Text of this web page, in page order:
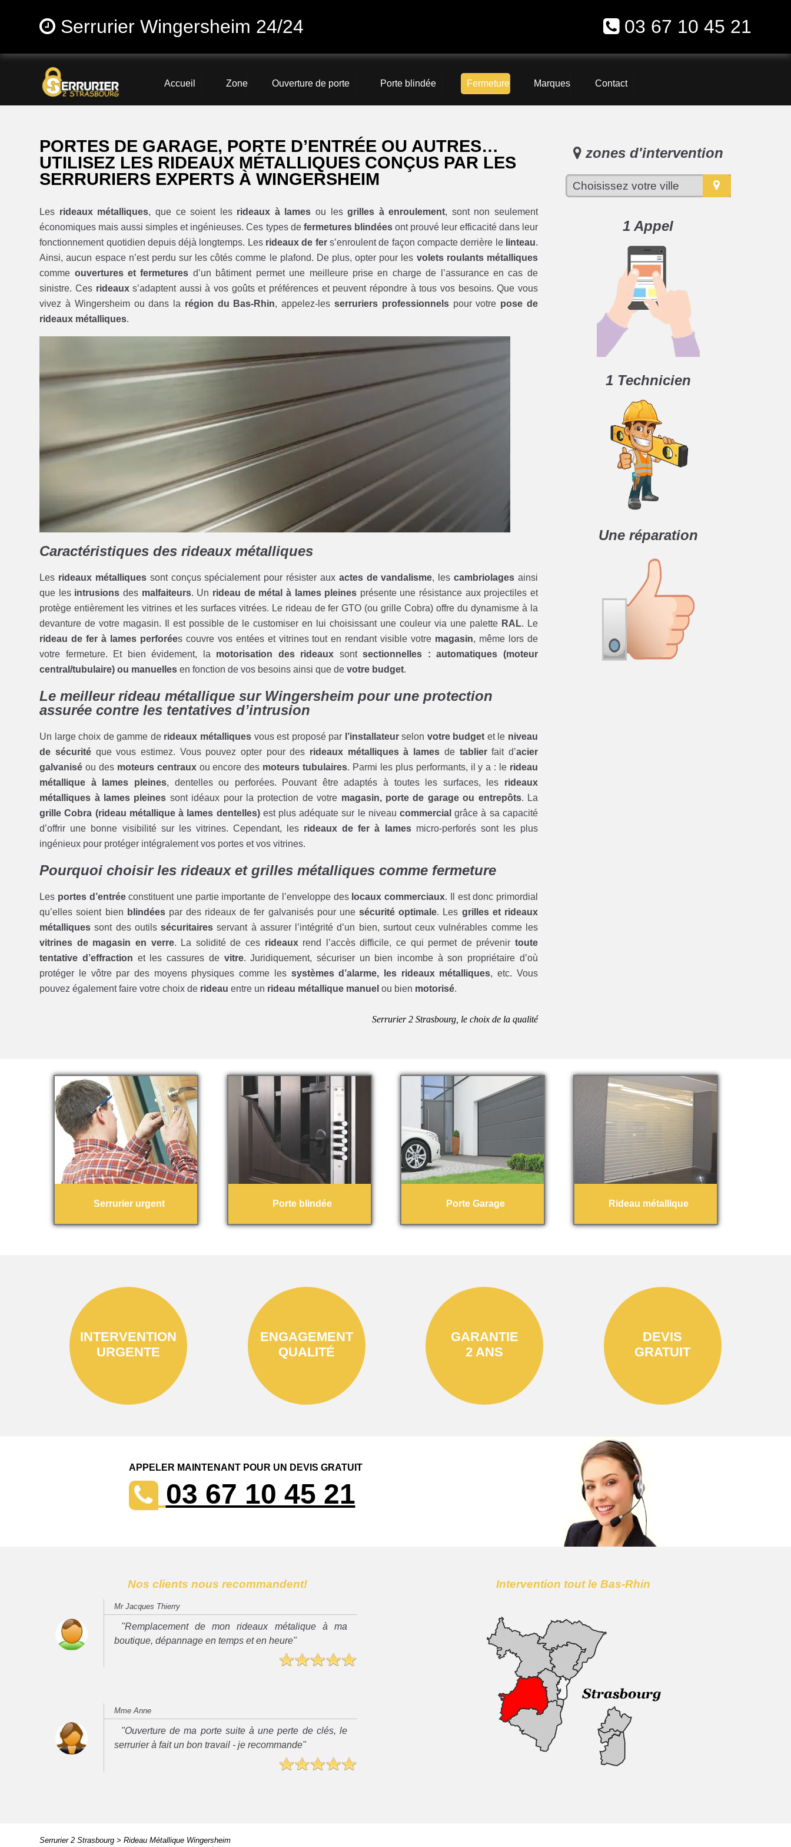
Serrurier Wingersheim 24/24 03 67 10 45 21
Accueil Zone Ouverture de porte Porte blindée Fermeture Marques Contact
PORTES DE GARAGE, PORTE D’ENTRÉE OU AUTRES…
UTILISEZ LES RIDEAUX MÉTALLIQUES CONÇUS PAR LES
SERRURIERS EXPERTS À WINGERSHEIM
Les rideaux métalliques, que ce soient les rideaux à lames ou lesgrilles à enroulement, sont non seulement
économiques mais aussi simples et ingénieuses. Ces types de fermetures blindéesont prouvé leur efficacité dans leur
fonctionnement quotidien depuis déjà longtemps. Les rideaux de fers’enroulent de façon compacte derrière le linteau.
Ainsi, aucun espace n’est perdu sur les côtés comme le plafond. De plus, opter pour les volets roulants métalliques
comme ouvertures et fermetures d’un bâtiment permet une meilleure prise en charge de l’assurance en cas de
sinistre. Ces rideauxs’adaptent aussi à vos goûts et préférences et peuvent répondre à tous vos besoins. Que vous
vivez à Wingersheim ou dans la région du Bas-Rhin, appelez-lesserruriers professionnelspour votre pose de
rideaux métalliques.
Caractéristiques des rideaux métalliques
Les rideaux métalliquessont conçus spécialement pour résister aux actes de vandalisme, lescambriolages ainsi
que les intrusions des malfaiteurs. Un rideau de métal à lames pleines présente une résistance aux projectiles et
protège entièrement les vitrines et les surfaces vitrées. Le rideau de fer GTO (ou grille Cobra) offre du dynamisme à la
devanture de votre magasin. Il est possible de le customiser en lui choisissant une couleur via une palette RAL. Le
rideau de fer à lames perforées couvre vos entées et vitrines tout en rendant visible votre magasin, même lors de
votre fermeture. Et bien évidement, la motorisation des rideaux sontsectionnelles : automatiques (moteur
central/tubulaire) ou manuelles en fonction de vos besoins ainsi que devotre budget.
Le meilleur rideau métallique sur Wingersheim pour une protection
assurée contre les tentatives d’intrusion
Un large choix de gamme de rideaux métalliquesvous est proposé par l’installateurselon votre budget et le niveau
de sécuritéque vous estimez. Vous pouvez opter pour des rideaux métalliques à lames de tablierfait d’acier
galvanisé ou des moteurs centrauxou encore des moteurs tubulaires. Parmi les plus performants, il y a : le rideau
métallique à lames pleines, dentelles ou perforées. Pouvant être adaptés à toutes les surfaces, les rideaux
métalliques à lames pleines sont idéaux pour la protection de votre magasin, porte de garage ou entrepôts. La
grille Cobra (rideau métallique à lames dentelles)est plus adéquate sur le niveaucommercial grâce à sa capacité
d’offrir une bonne visibilité sur les vitrines. Cependant, les rideaux de fer à lamesmicro-perforés sont les plus
ingénieux pour protéger intégralement vos portes et vos vitrines.
Pourquoi choisir les rideaux et grilles métalliques comme fermeture
Les portes d’entréeconstituent une partie importante de l’enveloppe des locaux commerciaux. Il est donc primordial
qu’elles soient bien blindéespar des rideaux de fer galvanisés pour unesécurité optimale. Les grilles et rideaux
métalliques sont des outilssécuritaires servant à assurer l’intégrité d’un bien, surtout ceux vulnérables comme les
vitrines de magasin en verre. La solidité de ces rideauxrend l’accès difficile, ce qui permet de prévenir toute
tentative d’effraction et les cassures de vitre. Juridiquement, sécuriser un bien incombe à son propriétaire d’où
protéger le vôtre par des moyens physiques comme les systèmes d’alarme, les rideaux métalliques, etc. Vous
pouvez également faire votre choix de rideau entre un rideau métallique manuel ou bien motorisé.
Serrurier 2 Strasbourg, le choix de la qualité
zones d'intervention
1 Appel
1 Technicien
Une réparation
Serrurier urgent Porte blindée Porte Garage Rideau métallique
INTERVENTION
URGENTE
ENGAGEMENT
QUALITÉ
GARANTIE
2 ANS
DEVIS
GRATUIT
APPELER MAINTENANT POUR UN DEVIS GRATUIT
03 67 10 45 21
Nos clients nous recommandent!
Mr Jacques Thierry
"Remplacement de mon rideaux métalique à ma
boutique, dépannage en temps et en heure"
Mme Anne
"Ouverture de ma porte suite à une perte de clés, le
serrurier à fait un bon travail - je recommande"
Intervention tout le Bas-Rhin
Serrurier 2 Strasbourg> Rideau Métallique Wingersheim